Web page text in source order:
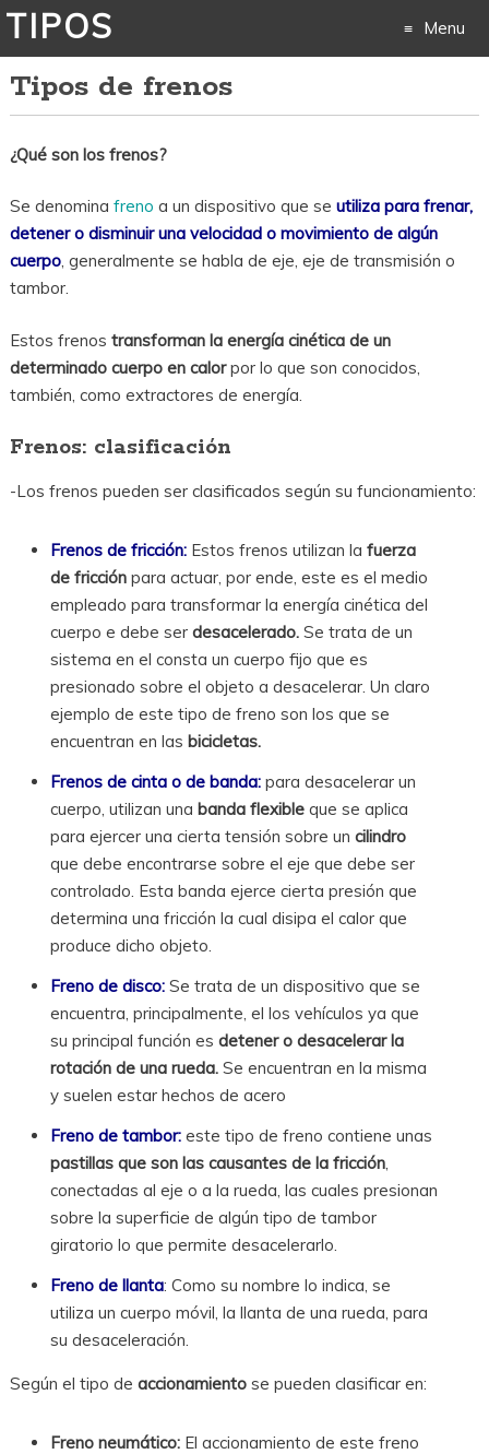
TIPOS Menu
Tipos de frenos
¿Qué son los frenos?
Se denomina freno a un dispositivo que se utiliza para frenar,
detener o disminuir una velocidad o movimiento de algún
cuerpo, generalmente se habla de eje, eje de transmisión o
tambor.
Estos frenos transforman la energía cinética de un
determinado cuerpo en calorpor lo que son conocidos,
también, como extractores de energía.
Frenos: clasificación
-Los frenos pueden ser clasificados según su funcionamiento:
Frenos de fricción: Estos frenos utilizan la fuerza
de fricción para actuar, por ende, este es el medio
empleado para transformar la energía cinética del
cuerpo e debe serdesacelerado. Se trata de un
sistema en el consta un cuerpo fijo que es
presionado sobre el objeto a desacelerar. Un claro
ejemplo de este tipo de freno son los que se
encuentran en lasbicicletas.
Frenos de cinta o de banda: para desacelerar un
cuerpo, utilizan unabanda flexible que se aplica
para ejercer una cierta tensión sobre uncilindro
que debe encontrarse sobre el eje que debe ser
controlado. Esta banda ejerce cierta presión que
determina una fricción la cual disipa el calor que
produce dicho objeto.
Freno de disco: Se trata de un dispositivo que se
encuentra, principalmente, el los vehículos ya que
su principal función esdetener o desacelerar la
rotación de una rueda. Se encuentran en la misma
y suelen estar hechos de acero
Freno de tambor: este tipo de freno contiene unas
pastillas que son las causantes de la fricción
conectadas al eje o a la rueda, las cuales presionan
sobre la superficie de algún tipo de tambor
giratorio lo que permite desacelerarlo.
Freno de llanta: Como su nombre lo indica, se
utiliza un cuerpo móvil, la llanta de una rueda, para
su desaceleración.
Según el tipo de accionamientose pueden clasificar en:
Freno neumático: El accionamiento de este freno